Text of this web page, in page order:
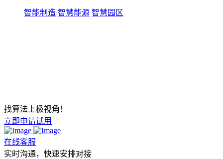
智能制造 智慧能源 智慧园区
找算法上极视角！
立即申请试用
在线客服
实时沟通，快速安排对接